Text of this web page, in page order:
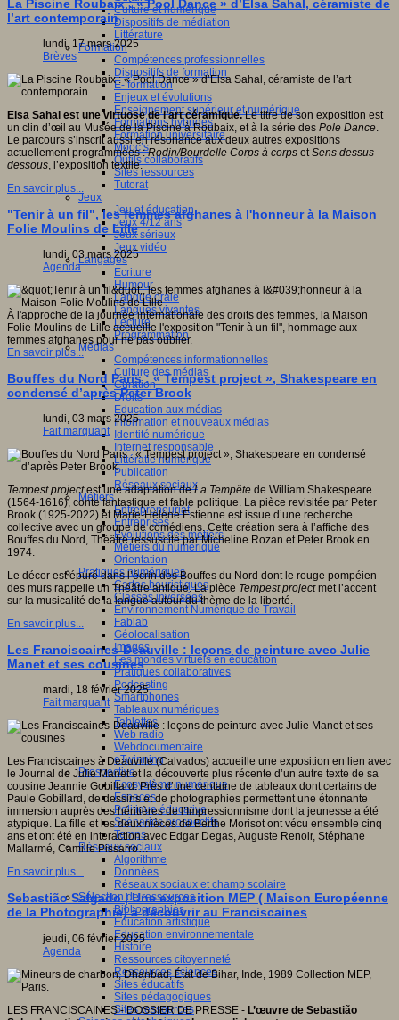
Culture et numérique
Dispositifs de médiation
Littérature
Formation
Compétences professionnelles
Dispositifs de formation
E- formation
Enjeux et évolutions
Enseignement supérieur et numérique
Formations hybrides
Formation universitaire
Mooc’s
Outils collaboratifs
Sites ressources
Tutorat
Jeux
Jeu et éducation
Jeux 4/12 ans
Jeux sérieux
Jeux vidéo
Langages
Ecriture
Humour
Langue orale
Langues vivantes
Lecture
Programmation
Médias
Compétences informationnelles
Culture des médias
Curation
Droits
Education aux médias
Information et nouveaux médias
Identité numérique
Internet responsable
Littératie numérique
Publication
Réseaux sociaux
Métiers
Entrepreneuriat
Entreprises
Evolutions des métiers
Métiers du numérique
Orientation
Pratiques numériques
Cartes heuristiques
Classes inversées
Environnement Numérique de Travail
Fablab
Géolocalisation
Images
Les mondes virtuels en éducation
Pratiques collaboratives
Podcasting
Smartphones
Tableaux numériques
Tablettes
Web radio
Webdocumentaire
eTwinning
Prospective
Ecosystème numérique
Espaces
Politique éducative
Scénarios prospectifs
Temps
Réseaux sociaux
Algorithme
Données
Réseaux sociaux et champ scolaire
Sélection de ressources
Bibliographies
Education artistique
Education environnementale
Histoire
Ressources citoyenneté
Ressources sciences
Sites éducatifs
Sites pédagogiques
Sites ressources
La Piscine Roubaix : « Pool Dance » d’Elsa Sahal, céramiste de
l’art contemporain
lundi, 17 mars 2025
Brèves
Elsa Sahal est une virtuose de l’art céramique.Le titre de son exposition est
un clin d’œil au Musée de la Piscine à Roubaix, et à la série des Pole Dance.
Le parcours s’inscrit aussi en résonance aux deux autres expositions
actuellement programmées :Rodin/Bourdelle Corps à corps etSens dessus
dessous, l’exposition textile.
En savoir plus...
"Tenir à un fil", les femmes afghanes à l'honneur à la Maison
Folie Moulins de Lille
lundi, 03 mars 2025
Agenda
À l'approche de la journée internationale des droits des femmes, la Maison
Folie Moulins de Lille accueille l'exposition "Tenir à un fil", hommage aux
femmes afghanes pour ne pas oublier.
En savoir plus...
Bouffes du Nord Paris : « Tempest project », Shakespeare en
condensé d’après Peter Brook
lundi, 03 mars 2025
Fait marquant
Tempest projectest une adaptation deLa Tempête de William Shakespeare
(1564-1616), conte fantastique et fable politique. La pièce revisitée par Peter
Brook (1925-2022) et Marie-Hélène Estienne est issue d’une recherche
collective avec un groupe de comédiens. Cette création sera à l’affiche des
Bouffes du Nord, Théâtre ressuscité par Micheline Rozan et Peter Brook en
1974.
Le décor est épuré dans l’écrin des Bouffes du Nord dont le rouge pompéien
des murs rappelle un Théâtre antique. La pièce Tempest projectmet l’accent
sur la musicalité de la langue autour du thème de la liberté.
En savoir plus...
Les Franciscaines-Deauville : leçons de peinture avec Julie
Manet et ses cousines
mardi, 18 février 2025
Fait marquant
Les Franciscaines à Deauville (Calvados) accueille une exposition en lien avec
le Journal de Julie Manet et la découverte plus récente d’un autre texte de sa
cousine Jeannie Gobillard. Près d’une centaine de tableaux dont certains de
Paule Gobillard, de dessins et de photographies permettent une étonnante
immersion auprès des héritières de l’Impressionnisme dont la jeunesse a été
atypique. La fille et les deux nièces de Berthe Morisot ont vécu ensemble cinq
ans et ont été en interaction avec Edgar Degas, Auguste Renoir, Stéphane
Mallarmé, Camille Pissarro…
En savoir plus...
Sebastião Salgado | Une exposition MEP ( Maison Européenne
de la Photographie) à découvrir au Franciscaines
jeudi, 06 février 2025
Agenda
LES FRANCISCAINES - DOSSIER DE PRESSE - L’œuvre de Sebastião